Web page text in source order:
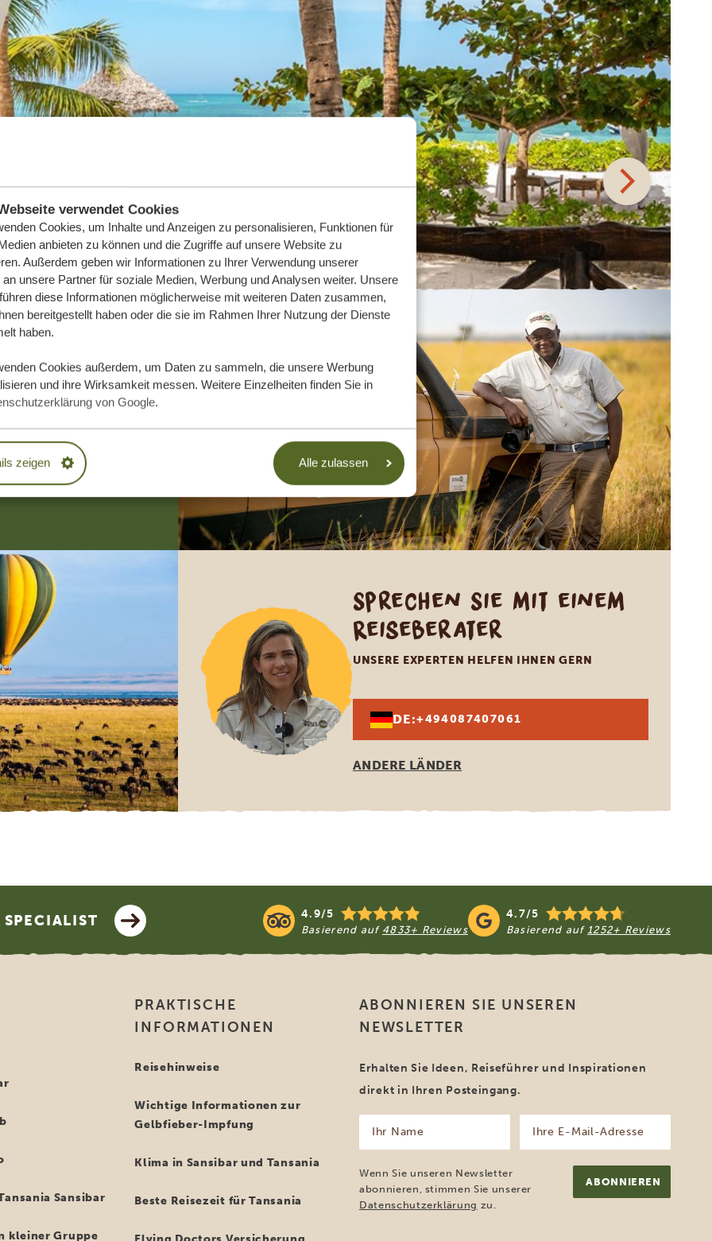
verwendet Cookies
Cookies, um Inhalte und Anzeigen zu personalisieren, Funktionen für
anbieten zu können und die Zugriffe auf unsere Website zu
Außerdem geben wir Informationen zu Ihrer Verwendung unserer
unsere Partner für soziale Medien, Werbung und Analysen weiter. Unsere
diese Informationen möglicherweise mit weiteren Daten zusammen,
bereitgestellt haben oder die sie im Rahmen Ihrer Nutzung der Dienste
haben.
Cookies außerdem, um Daten zu sammeln, die unsere Werbung
und ihre Wirksamkeit messen. Weitere Einzelheiten finden Sie in
von Google.
zeigen Alle zulassen
Sprechen Sie mit einem
Reiseberater
UNSERE EXPERTEN HELFEN IHNEN GERN
DE:+494087407061
ANDERE LÄNDER
4.9/5
Basierend auf 4833+ Reviews
4.7/5
Basierend auf 1252+ Reviews
Sansibar
kleiner Gruppe
PRAKTISCHE
INFORMATIONEN
Reisehinweise
Wichtige Informationen zur
Gelbfieber-Impfung
Klima in Sansibar und Tansania
Beste Reisezeit für Tansania
ABONNIEREN SIE UNSEREN
NEWSLETTER
Erhalten Sie Ideen, Reiseführer und Inspirationen
direkt in Ihren Posteingang.
Name
(erforderlich)
Mail-
(erforderlich)
Wenn Sie unseren Newsletter
abonnieren, stimmen Sie unserer
Datenschutzerklärung zu.